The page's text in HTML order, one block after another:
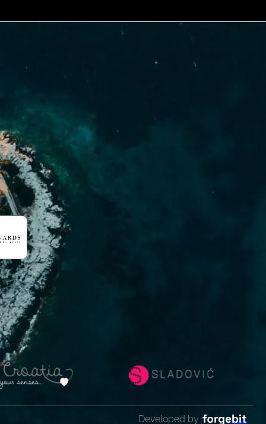
Developed by